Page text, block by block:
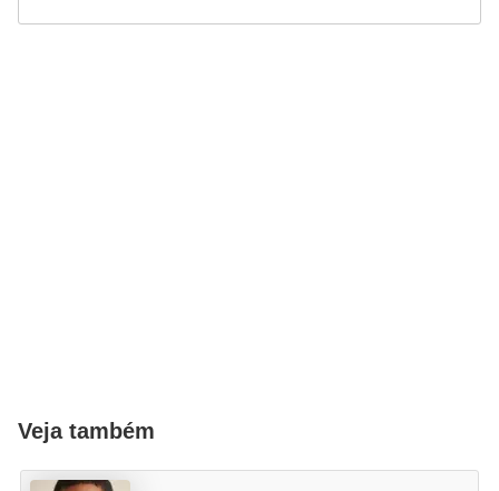
Veja também
e